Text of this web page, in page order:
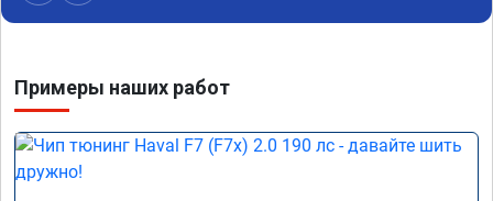
Примеры наших работ